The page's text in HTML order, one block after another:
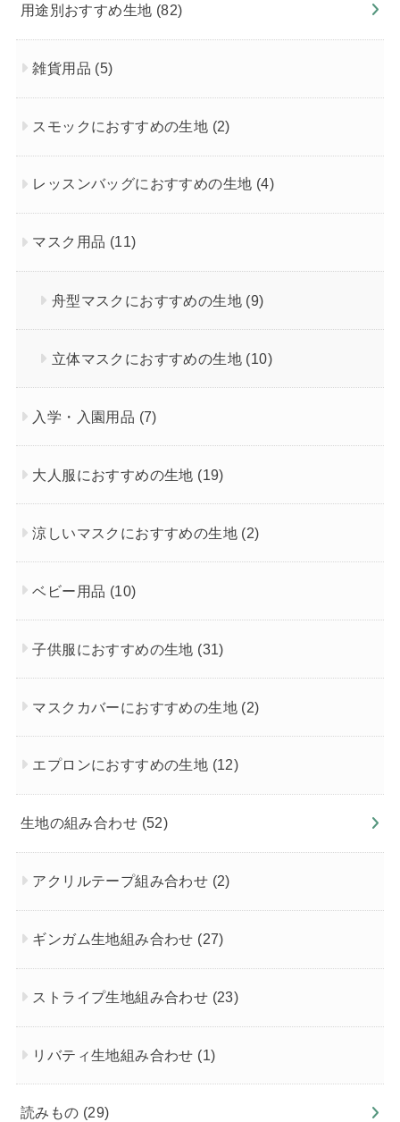
用途別おすすめ生地 (82)
雑貨用品 (5)
スモックにおすすめの生地 (2)
レッスンバッグにおすすめの生地 (4)
マスク用品 (11)
舟型マスクにおすすめの生地 (9)
立体マスクにおすすめの生地 (10)
入学・入園用品 (7)
大人服におすすめの生地 (19)
涼しいマスクにおすすめの生地 (2)
ベビー用品 (10)
子供服におすすめの生地 (31)
マスクカバーにおすすめの生地 (2)
エプロンにおすすめの生地 (12)
生地の組み合わせ (52)
アクリルテープ組み合わせ (2)
ギンガム生地組み合わせ (27)
ストライプ生地組み合わせ (23)
リバティ生地組み合わせ (1)
読みもの (29)